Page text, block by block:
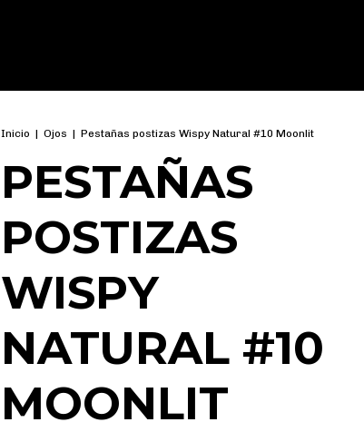
Inicio | Ojos | Pestañas postizas Wispy Natural #10 Moonlit
PESTAÑAS
POSTIZAS
WISPY
NATURAL #10
MOONLIT